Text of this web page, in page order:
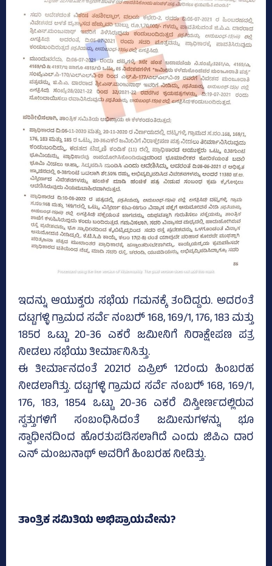
ಇದನ್ನು ಆಯುಕ್ತರು ಸಭೆಯ ಗಮನಕ್ಕೆ ತಂದಿದ್ದರು. ಅದರಂತೆ
ದಟ್ಟಗಳ್ಳಿ ಗ್ರಾಮದ ಸರ್ವೆ ನಂಬರ್‍‌ 168, 169/1, 176, 183 ಮತ್ತು
185ರ ಒಟ್ಟು 20-36 ಎಕರೆ ಜಮೀನಿಗೆ ನಿರಾಕ್ಷೇಪಣ ಪತ್ರ
ನೀಡಲು ಸಭೆಯು ತೀರ್ಮಾನಿಸಿತ್ತು.
ಈ ತೀರ್ಮಾನದಂತೆ 2021ರ ಏಪ್ರಿಲ್‌ 12ರಂದು ಹಿಂಬರಹ
ನೀಡಲಾಗಿತ್ತು. ದಟ್ಟಗಳ್ಳಿ ಗ್ರಾಮದ ಸರ್ವೆ ನಂಬರ್‍‌ 168, 169/1,
176, 183, 1854 ಒಟ್ಟು 20-36 ಎಕರೆ ವಿಸ್ತೀರ್ಣದಲ್ಲಿರುವ
ಸ್ವತ್ತುಗಳಿಗೆ ಸಂಬಂಧಿಸಿದಂತೆ ಜಮೀನುಗಳನ್ನು ಭೂ
ಸ್ವಾಧೀನದಿಂದ ಹೊರತುಪಡಿಸಲಾಗಿದೆ ಎಂದು ಜಿಪಿಎ ದಾರ
ಎನ್‌ ಮಂಜುನಾಥ್‌ ಅವರಿಗೆ ಹಿಂಬರಹ ನೀಡಿತ್ತು.
ತಾಂತ್ರಿಕ ಸಮಿತಿಯ ಅಭಿಪ್ರಾಯವೇನು?